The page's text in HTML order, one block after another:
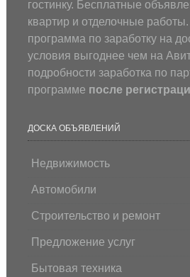
гостинку. Бесплатные
квартир и отделочные
программа по заработку на
условия выгоднее чем на
подробности заработка по
программе после
ДОСКА ОБЪЯВЛЕНИЙ
Недвижимость
Автомобили
Строительство и ремонт
Предложение услуг
Бытовая техника